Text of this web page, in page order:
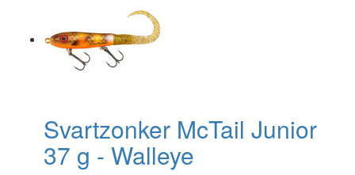
Svartzonker McTail Junior
37 g - Walleye